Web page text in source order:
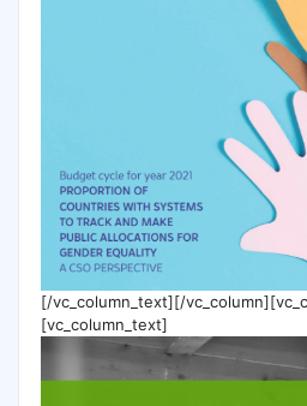
[/vc_column_text][/
[vc_column_text]